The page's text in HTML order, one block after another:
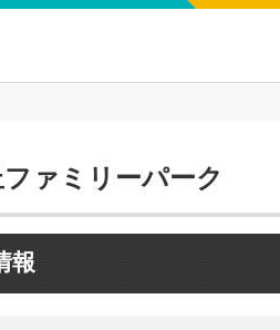
ァミリーパーク
報